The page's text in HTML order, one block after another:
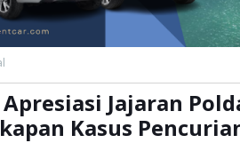
Jajaran
Kasus